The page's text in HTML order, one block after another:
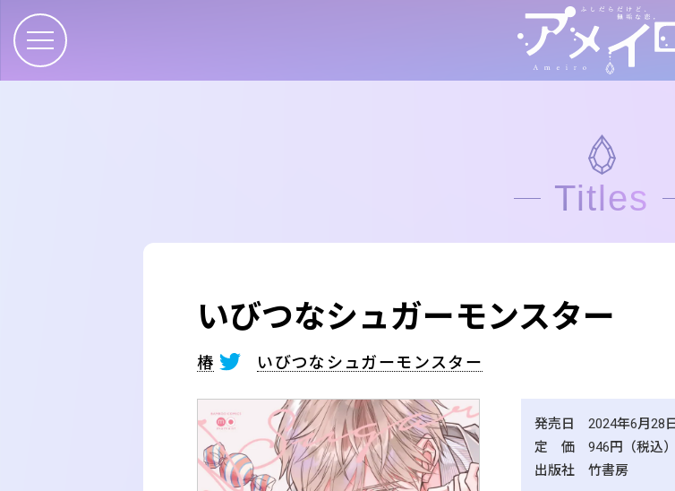
Titles
いびつなシュガーモンスター
椿 いびつなシュガーモンスター
発売日 2024年6月28
定 価 946円（税込）
出版社 竹書房